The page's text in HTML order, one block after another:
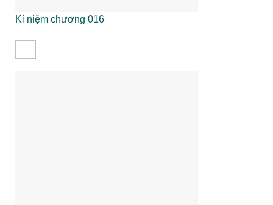
Kỉ niệm chương 016